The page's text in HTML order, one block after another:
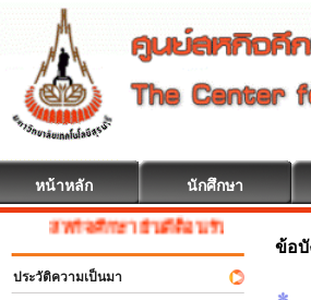
หน้าหลัก นักศึกษา
สหกิจศึกษา ยินดีต้อนรับ
ประวัติความเป็นมา
ข้อ